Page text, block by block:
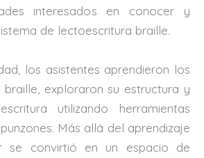
interesados en conocer y
de lectoescritura braille.
los asistentes aprendieron los
exploraron su estructura y
utilizando herramientas
Más allá del aprendizaje
se convirtió en un espacio de